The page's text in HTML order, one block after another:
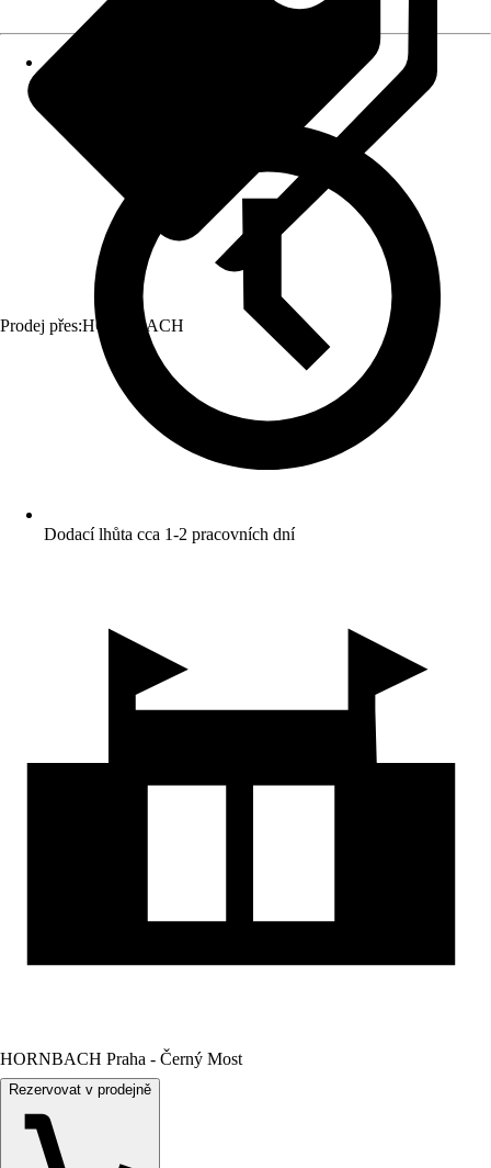
Prodej přes:HORNBACH
Dodací lhůta cca 1-2 pracovních dní
HORNBACH Praha - Černý Most
Rezervovat v prodejně